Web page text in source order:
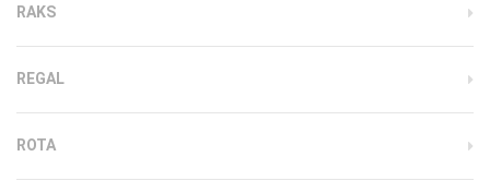
RAKS
REGAL
ROTA